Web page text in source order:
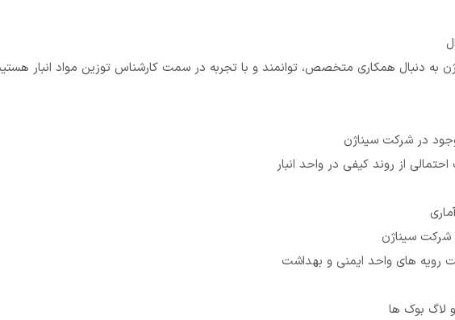
به دنبال همکاری متخصص، توانمند و با تجربه در سمت کارشناس توزین مواد انبار
در شرکت سیناژن
از روند کیفی در واحد انبار
شرکت سیناژن
رویه های واحد ایمنی و بهداشت
لاگ بوک ها